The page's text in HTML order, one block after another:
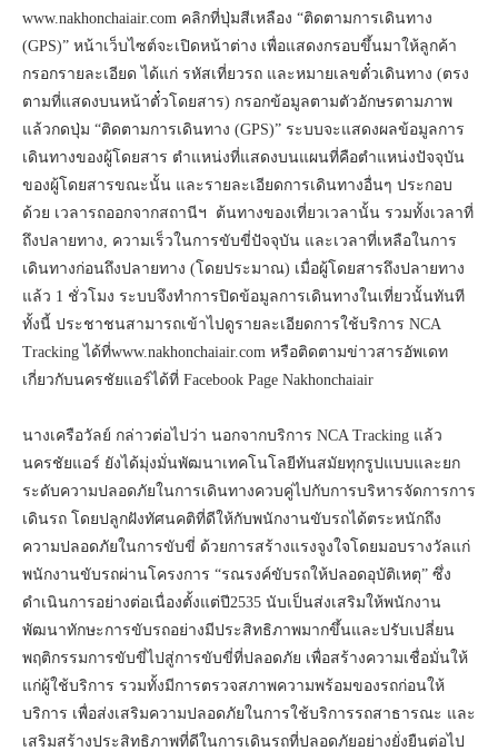
www.nakhonchaiair.com คลิกที่ปุ่มสีเหลือง “ติดตามการเดินทาง
(GPS)” หน้าเว็บไซต์จะเปิดหน้าต่าง เพื่อแสดงกรอบขึ้นมาให้ลูกค้า
กรอกรายละเอียด ได้แก่ รหัสเที่ยวรถ และหมายเลขตั๋วเดินทาง (ตรง
ตามที่แสดงบนหน้าตั๋วโดยสาร) กรอกข้อมูลตามตัวอักษรตามภาพ
แล้วกดปุ่ม “ติดตามการเดินทาง (GPS)” ระบบจะแสดงผลข้อมูลการ
เดินทางของผู้โดยสาร ตำแหน่งที่แสดงบนแผนที่คือตำแหน่งปัจจุบัน
ของผู้โดยสารขณะนั้น และรายละเอียดการเดินทางอื่นๆ ประกอบ
ด้วย เวลารถออกจากสถานีฯ ต้นทางของเที่ยวเวลานั้น รวมทั้งเวลาที่
ถึงปลายทาง, ความเร็วในการขับขี่ปัจจุบัน และเวลาที่เหลือในการ
เดินทางก่อนถึงปลายทาง (โดยประมาณ) เมื่อผู้โดยสารถึงปลายทาง
แล้ว 1 ชั่วโมง ระบบจึงทำการปิดข้อมูลการเดินทางในเที่ยวนั้นทันที
ทั้งนี้ ประชาชนสามารถเข้าไปดูรายละเอียดการใช้บริการ NCA
Tracking ได้ที่www.nakhonchaiair.com หรือติดตามข่าวสารอัพเดท
เกี่ยวกับนครชัยแอร์ได้ที่ Facebook Page Nakhonchaiair
นางเครือวัลย์ กล่าวต่อไปว่า นอกจากบริการ NCA Tracking แล้ว
นครชัยแอร์ ยังได้มุ่งมั่นพัฒนาเทคโนโลยีทันสมัยทุกรูปแบบและยก
ระดับความปลอดภัยในการเดินทางควบคู่ไปกับการบริหารจัดการการ
เดินรถ โดยปลูกฝังทัศนคติที่ดีให้กับพนักงานขับรถได้ตระหนักถึง
ความปลอดภัยในการขับขี่ ด้วยการสร้างแรงจูงใจโดยมอบรางวัลแก่
พนักงานขับรถผ่านโครงการ “รณรงค์ขับรถให้ปลอดอุบัติเหตุ” ซึ่ง
ดำเนินการอย่างต่อเนื่องตั้งแต่ปี2535 นับเป็นส่งเสริมให้พนักงาน
พัฒนาทักษะการขับรถอย่างมีประสิทธิภาพมากขึ้นและปรับเปลี่ยน
พฤติกรรมการขับขี่ไปสู่การขับขี่ที่ปลอดภัย เพื่อสร้างความเชื่อมั่นให้
แก่ผู้ใช้บริการ รวมทั้งมีการตรวจสภาพความพร้อมของรถก่อนให้
บริการ เพื่อส่งเสริมความปลอดภัยในการใช้บริการรถสาธารณะ และ
เสริมสร้างประสิทธิภาพที่ดีในการเดินรถที่ปลอดภัยอย่างยั่งยืนต่อไป